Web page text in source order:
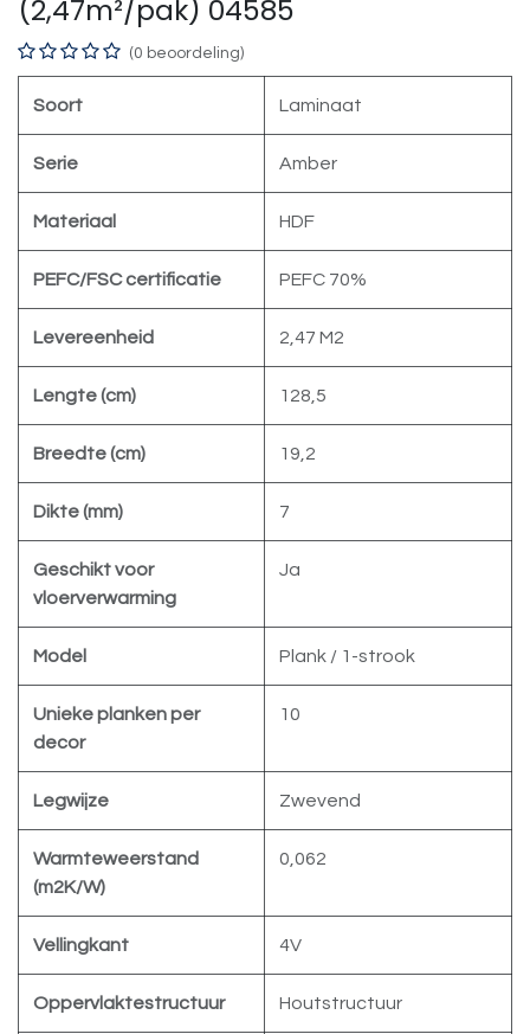
(2,47m²/pak) 04585
(0 beoordeling)
Soort Laminaat
Serie Amber
Materiaal HDF
PEFC/FSC certificatie PEFC 70%
Levereenheid 2,47 M2
Lengte (cm) 128,5
Breedte (cm) 19,2
Dikte (mm) 7
Geschikt voor
vloerverwarming
Ja
Model Plank / 1-strook
Unieke planken per
decor
10
Legwijze Zwevend
Warmteweerstand
(m2K/W)
0,062
Vellingkant 4V
Oppervlaktestructuur Houtstructuur